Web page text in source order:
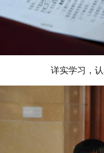
详实学习，